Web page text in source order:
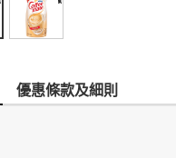
優惠條款及細則